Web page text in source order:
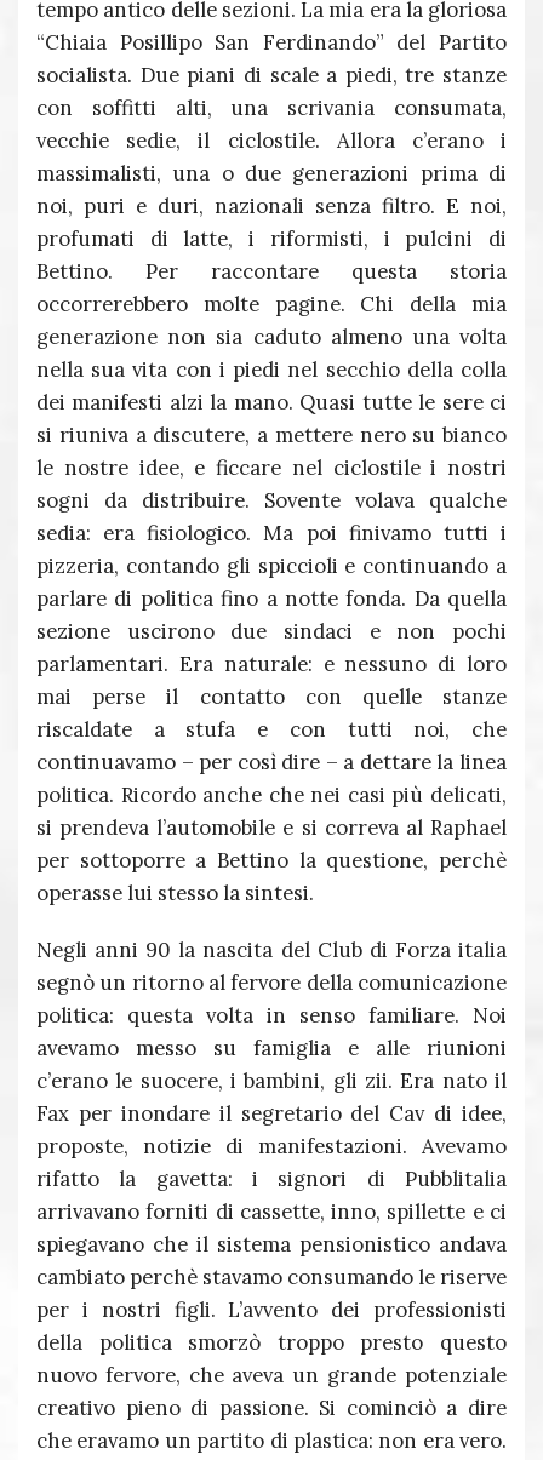
tempo antico delle sezioni. La mia era la gloriosa
“Chiaia Posillipo San Ferdinando” del Partito
socialista. Due piani di scale a piedi, tre stanze
con soffitti alti, una scrivania consumata,
vecchie sedie, il ciclostile. Allora c’erano i
massimalisti, una o due generazioni prima di
noi, puri e duri, nazionali senza filtro. E noi,
profumati di latte, i riformisti, i pulcini di
Bettino. Per raccontare questa storia
occorrerebbero molte pagine. Chi della mia
generazione non sia caduto almeno una volta
nella sua vita con i piedi nel secchio della colla
dei manifesti alzi la mano. Quasi tutte le sere ci
si riuniva a discutere, a mettere nero su bianco
le nostre idee, e ficcare nel ciclostile i nostri
sogni da distribuire. Sovente volava qualche
sedia: era fisiologico. Ma poi finivamo tutti i
pizzeria, contando gli spiccioli e continuando a
parlare di politica fino a notte fonda. Da quella
sezione uscirono due sindaci e non pochi
parlamentari. Era naturale: e nessuno di loro
mai perse il contatto con quelle stanze
riscaldate a stufa e con tutti noi, che
continuavamo – per così dire – a dettare la linea
politica. Ricordo anche che nei casi più delicati,
si prendeva l’automobile e si correva al Raphael
per sottoporre a Bettino la questione, perchè
operasse lui stesso la sintesi.
Negli anni 90 la nascita del Club di Forza italia
segnò un ritorno al fervore della comunicazione
politica: questa volta in senso familiare. Noi
avevamo messo su famiglia e alle riunioni
c’erano le suocere, i bambini, gli zii. Era nato il
Fax per inondare il segretario del Cav di idee,
proposte, notizie di manifestazioni. Avevamo
rifatto la gavetta: i signori di Pubblitalia
arrivavano forniti di cassette, inno, spillette e ci
spiegavano che il sistema pensionistico andava
cambiato perchè stavamo consumando le riserve
per i nostri figli. L’avvento dei professionisti
della politica smorzò troppo presto questo
nuovo fervore, che aveva un grande potenziale
creativo pieno di passione. Si cominciò a dire
che eravamo un partito di plastica: non era vero.